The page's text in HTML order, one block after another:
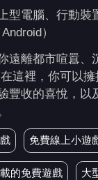
型電腦、行動裝
）
遠離都市喧囂、
這裡，你可以
豐收的喜悅，以
免費線上小遊
的免費遊戲 大